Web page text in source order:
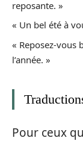
reposante. »
« Un bel été à
« Reposez-vous
l’année. »
Pour ceux